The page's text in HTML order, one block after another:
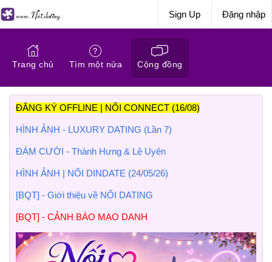
Sign Up Đăng nhập
Trang chủ Tìm một nửa Cộng đồng
ĐĂNG KÝ OFFLINE | NỐI CONNECT (16/08)
HÌNH ẢNH - LUXURY DATING (Lần 7)
ĐÁM CƯỚI - Thành Hưng & Lệ Uyên
HÌNH ẢNH | NỐI DINDATE (24/05/26)
[BQT] - Giới thiệu về NỐI DATING
[BQT] - CẢNH BÁO MẠO DANH